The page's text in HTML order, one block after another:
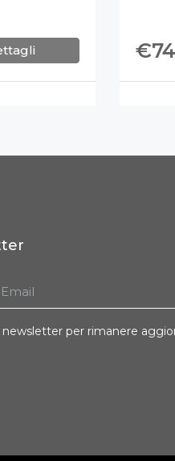
newsletter per rimanere